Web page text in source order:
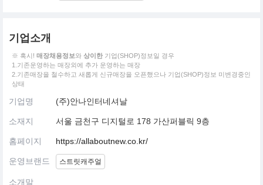
기업소개
※ 혹시! 매장채용정보와 상이한 기업(SHOP)정보일 경우
1.기존운영하는 매장외에 추가 운영하는 매장
2.기존매장을 철수하고 새롭게 신규매장을 오픈했으나 기업(SHOP)정보 미변경중인
상태
기업명 (주)안나인터네셔날
소재지 서울 금천구 디지털로 178 가산퍼블릭 9층
홈페이지 https://allaboutnew.co.kr/
운영브랜드 스트릿캐주얼
소개말